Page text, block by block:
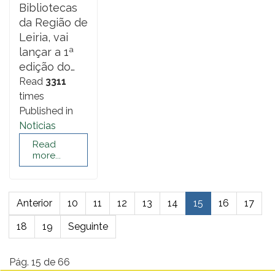
Bibliotecas
da Região de
Leiria, vai
lançar a 1ª
edição do…
Read 3311
times
Published in
Noticias
Read
more...
Anterior 10 11 12 13 14 15 16
17
18
19 Seguinte
Pág. 15 de 66